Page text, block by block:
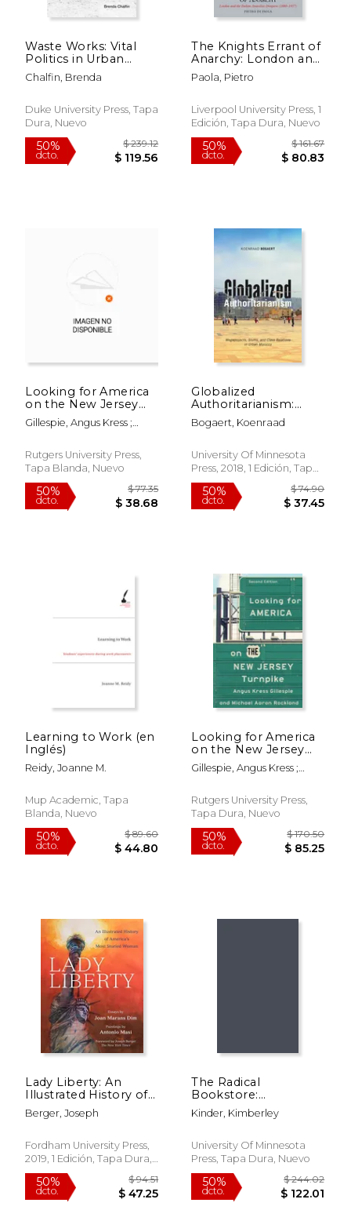
$ 129.36 $
Waste Works: Vital
Politics in Urban
Ghana (en Inglés)
Chalfin, Brenda
Duke University Press, Tapa
Dura, Nuevo
50%
dcto. $ 119.56
The Knights Errant of
Anarchy: London and
the Italian Anarchist
Diaspora (1880-1917)
Paola, Pietro
Liverpool University Press, 1
Edición, Tapa Dura, Nuevo
50%
dcto. $
Looking for America
on the New Jersey
Turnpike, Second
Edition (en Inglés)
Gillespie, Angus Kress ;
Rutgers University Press,
Tapa Blanda, Nuevo
50% $ 77.35
Globalized
Authoritarianism:
Megaprojects, Slums,
and Class Relations in
Volume 27 (en Inglés)
Bogaert, Koenraad
University Of Minnesota
Press, 2018, 1 Edición, Tapa
Blanda, Nuevo
50% $
Learning to Work (en
Inglés)
Reidy, Joanne M.
Mup Academic, Tapa
Blanda, Nuevo
Looking for America
on the New Jersey
Turnpike, Second
Edition (en Inglés)
Gillespie, Angus Kress ;
Rutgers University Press,
Tapa Dura, Nuevo
Lady Liberty: An
Illustrated History of
America's Most
Storied Woman (New
Revealed) (en Inglés)
Berger, Joseph
Fordham University Press,
2019, 1 Edición, Tapa Dura,
Nuevo
The Radical
Bookstore:
Counterspace for
Social Movements
Kinder, Kimberley
University Of Minnesota
Press, Tapa Dura, Nuevo